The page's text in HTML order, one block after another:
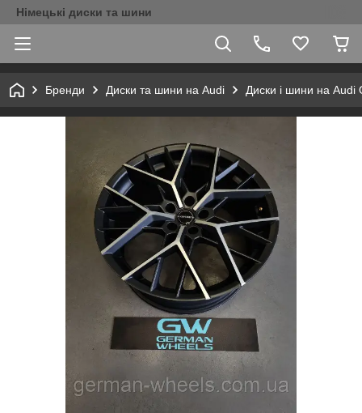
Німецькі диски та шини
Бренди Диски та шини на Audi Диски і шини на Audi